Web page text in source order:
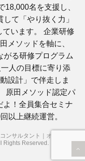
名を支援し、
て「やり抜く力」
います。 企業研修
メソッドを軸に、
がる研修プログラム
人の目標に寄り添
設計」で伴走しま
原田メソッド認定パ
よ！全員集合セミナ
以上継続運営。
ンサルタント｜オフィスゼ
Rights Reserved.